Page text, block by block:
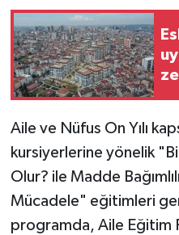
Aile ve Nüfus On Yılı
kursiyerlerine yönelik
Olur? ile Madde
Mücadele" eğitimleri
programda, Aile Eğitim